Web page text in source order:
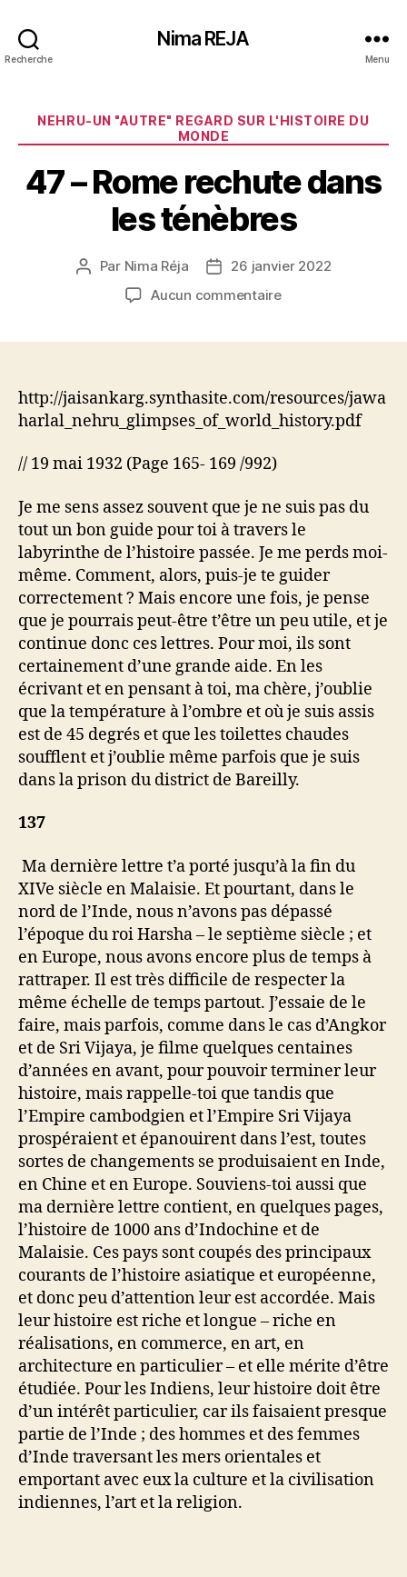
Recherche
Nima REJA
Menu
Catégories
NEHRU-UN "AUTRE" REGARD SUR L'HISTOIRE DU
MONDE
47 – Rome rechute dans
les ténèbres
Auteur
Par Nima Réja
Date26 janvier 2022
Aucun commentairesur
dans
les
ténèbres
http://jaisankarg.synthasite.com/resources/jawa
harlal_nehru_glimpses_of_world_history.pdf
// 19 mai 1932 (Page 165- 169 /992)
Je me sens assez souvent que je ne suis pas du
tout un bon guide pour toi à travers le
labyrinthe de l’histoire passée. Je me perds moi-
même. Comment, alors, puis-je te guider
correctement ? Mais encore une fois, je pense
que je pourrais peut-être t’être un peu utile, et je
continue donc ces lettres. Pour moi, ils sont
certainement d’une grande aide. En les
écrivant et en pensant à toi, ma chère, j’oublie
que la température à l’ombre et où je suis assis
est de 45 degrés et que les toilettes chaudes
soufflent et j’oublie même parfois que je suis
dans la prison du district de Bareilly.
137
Ma dernière lettre t’a porté jusqu’à la fin du
XIVe siècle en Malaisie. Et pourtant, dans le
nord de l’Inde, nous n’avons pas dépassé
l’époque du roi Harsha – le septième siècle ; et
en Europe, nous avons encore plus de temps à
rattraper. Il est très difficile de respecter la
même échelle de temps partout. J’essaie de le
faire, mais parfois, comme dans le cas d’Angkor
et de Sri Vijaya, je filme quelques centaines
d’années en avant, pour pouvoir terminer leur
histoire, mais rappelle-toi que tandis que
l’Empire cambodgien et l’Empire Sri Vijaya
prospéraient et épanouirent dans l’est, toutes
sortes de changements se produisaient en Inde,
en Chine et en Europe. Souviens-toi aussi que
ma dernière lettre contient, en quelques pages,
l’histoire de 1000 ans d’Indochine et de
Malaisie. Ces pays sont coupés des principaux
courants de l’histoire asiatique et européenne,
et donc peu d’attention leur est accordée. Mais
leur histoire est riche et longue – riche en
réalisations, en commerce, en art, en
architecture en particulier – et elle mérite d’être
étudiée. Pour les Indiens, leur histoire doit être
d’un intérêt particulier, car ils faisaient presque
partie de l’Inde ; des hommes et des femmes
d’Inde traversant les mers orientales et
emportant avec eux la culture et la civilisation
indiennes, l’art et la religion.